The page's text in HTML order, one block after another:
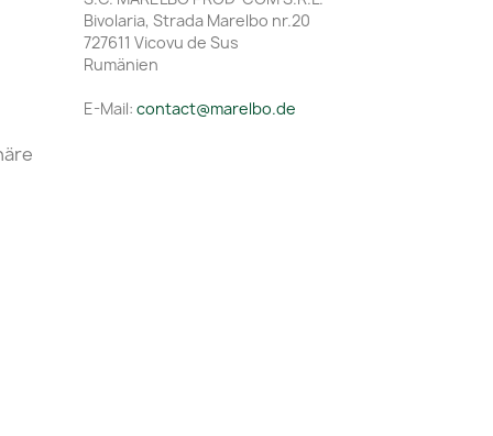
Bivolaria, Strada Marelbo nr.20
727611 Vicovu de Sus
Rumänien
E-Mail: contact@marelbo.de